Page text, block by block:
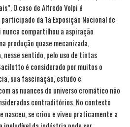
O caso de Alfredo Volpi é
da 1a Exposição Nacional de
compartilhou a aspiração
produção quase mecanizada,
sentido, pelo uso de tintas
é considerado por muitos o
sua fascinação, estudo e
as nuances do universo cromático não
contraditórios. No contexto
nasceu, se criou e viveu praticamente a